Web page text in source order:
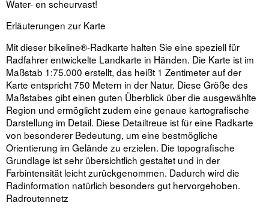
Water- en scheurvast!
Erläuterungen zur Karte
Mit dieser bikeline®-Radkarte halten Sie eine speziell für
Radfahrer entwickelte Landkarte in Händen. Die Karte ist im
Maßstab 1:75.000 erstellt, das heißt 1 Zentimeter auf der
Karte entspricht 750 Metern in der Natur. Diese Größe des
Maßstabes gibt einen guten Überblick über die ausgewählte
Region und ermöglicht zudem eine genaue kartografische
Darstellung im Detail. Diese Detailtreue ist für eine Radkarte
von besonderer Bedeutung, um eine bestmögliche
Orientierung im Gelände zu erzielen. Die topografische
Grundlage ist sehr übersichtlich gestaltet und in der
Farbintensität leicht zurückgenommen. Dadurch wird die
Radinformation natürlich besonders gut hervorgehoben.
Radroutennetz